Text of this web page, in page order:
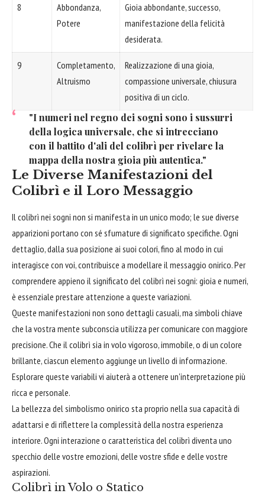
8
Abbondanza,
Potere
Gioia abbondante, successo,
manifestazione della felicità
desiderata.
9
Completamento,
Altruismo
Realizzazione di una gioia,
compassione universale, chiusura
positiva di un ciclo.
"I numeri nel regno dei sogni sono i sussurri
della logica universale, che si intrecciano
con il battito d'ali del colibrì per rivelare la
mappa della nostra gioia più autentica."
Le Diverse Manifestazioni del
Colibrì e il Loro Messaggio
Il colibrì nei sogni non si manifesta in un unico modo; le sue diverse
apparizioni portano con sé sfumature di significato specifiche. Ogni
dettaglio, dalla sua posizione ai suoi colori, fino al modo in cui
interagisce con voi, contribuisce a modellare il messaggio onirico. Per
comprendere appieno il significato del colibrì nei sogni: gioia e numeri,
è essenziale prestare attenzione a queste variazioni.
Queste manifestazioni non sono dettagli casuali, ma simboli chiave
che la vostra mente subconscia utilizza per comunicare con maggiore
precisione. Che il colibrì sia in volo vigoroso, immobile, o di un colore
brillante, ciascun elemento aggiunge un livello di informazione.
Esplorare queste variabili vi aiuterà a ottenere un'interpretazione più
ricca e personale.
La bellezza del simbolismo onirico sta proprio nella sua capacità di
adattarsi e di riflettere la complessità della nostra esperienza
interiore. Ogni interazione o caratteristica del colibrì diventa uno
specchio delle vostre emozioni, delle vostre sfide e delle vostre
aspirazioni.
Colibrì in Volo o Statico